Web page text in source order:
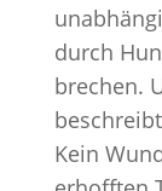
durch
brechen.
Kein